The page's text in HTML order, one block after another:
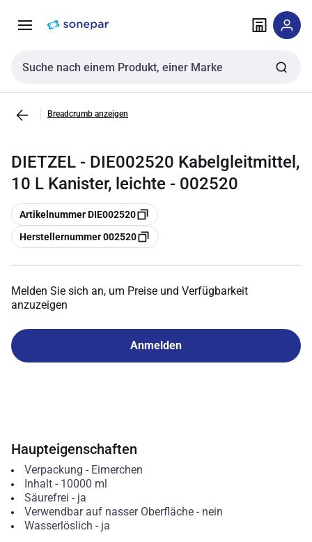
NavigationInhalt
Sucheingabe
Breadcrumb anzeigen
DIETZEL - DIE002520 Kabelgleitmittel,
10 L Kanister, leichte - 002520
Kopieren
Artikelnummer DIE002520
Kopieren
Herstellernummer 002520
Melden Sie sich an, um Preise und Verfügbarkeit
anzuzeigen
Anmelden
Haupteigenschaften
Verpackung - Eimerchen
Inhalt- 10000 ml
Säurefrei - ja
Verwendbar auf nasser Oberfläche- nein
Wasserlöslich - ja